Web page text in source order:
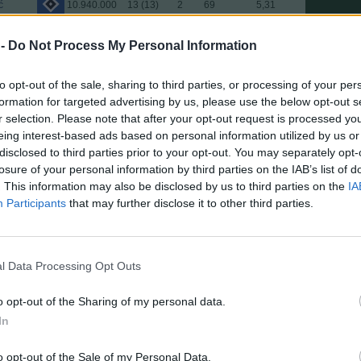
Do Not Process My Personal Information
opt-out of the sale, sharing to third parties, or processing of your
for targeted advertising by us, please use the below opt-out
selection. Please note that after your opt-out request is processed
interest-based ads based on personal information utilized by us
to third parties prior to your opt-out. You may separately
of your personal information by third parties on the IAB’s list of
This information may also be disclosed by us to third parties on the
Participants that may further disclose it to other third parties.
Data Processing Opt Outs
opt-out of the Sharing of my personal data.
opt-out of the Sale of my Personal Data.
10.940.000 13 (13) 2 69
5,31
8.590.000 16 (16) 4 84
14 (14)
7.540.000 15 (15) 1 78
5,20
3.620.000 13 (12) 5 62
5,17
11.030.000 14 (14)
5,14
11.480.000 16 (16) 7 82
5,13
6.590.000 12 (12) 4 61
5,08
4.390.000
6.600.000 17 (17) 5 84